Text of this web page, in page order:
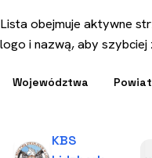
Lista obejmuje aktywne
logo i nazwą, aby
Województwa
KBS